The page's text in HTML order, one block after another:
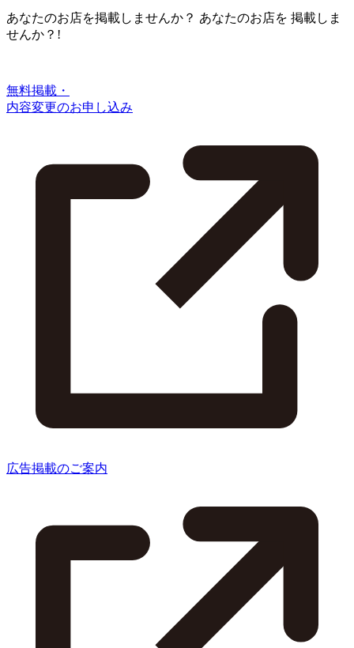
あなたのお店を掲載しませんか？ あなたのお店を 掲載しま
せんか？!
無料掲載・
内容変更のお申し込み
広告掲載のご案内